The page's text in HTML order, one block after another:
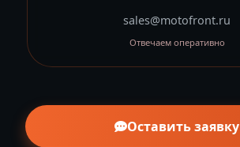
sales@motofront.ru
Отвечаем оперативно
Оставить заявку